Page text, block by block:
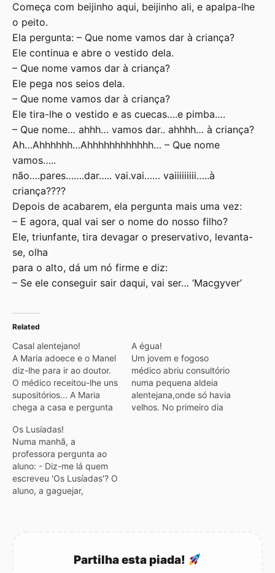
Começa com beijinho aqui, beijinho ali, e apalpa-lhe
o peito.
Ela pergunta: – Que nome vamos dar à criança?
Ele continua e abre o vestido dela.
– Que nome vamos dar à criança?
Ele pega nos seios dela.
– Que nome vamos dar à criança?
Ele tira-lhe o vestido e as cuecas….e pimba….
– Que nome… ahhh… vamos dar.. ahhhh… à criança?
Ah…Ahhhhhh…Ahhhhhhhhhhhh… – Que nome
vamos…..
não….pares…….dar….. vai.vai…… vaiiiiiiiii…..à
criança????
Depois de acabarem, ela pergunta mais uma vez:
– E agora, qual vai ser o nome do nosso filho?
Ele, triunfante, tira devagar o preservativo, levanta-
se, olha
para o alto, dá um nó firme e diz:
– Se ele conseguir sair daqui, vai ser… ‘Macgyver’
Related
Casal alentejano!
A Maria adoece e o Manel
diz-lhe para ir ao doutor.
O médico receitou-lhe uns
supositórios... A Maria
chega a casa e pergunta
ânus? E o Manel
responde: - Ê sê lá
mulher... porque não
perguntaste ao Sr.
Doutor? No dia seguinte, a
mulher…
A égua!
Um jovem e fogoso
médico abriu consultório
numa pequena aldeia
alentejana,onde só havia
velhos. No primeiro dia
Os Lusíadas!
Numa manhã, a
professora pergunta ao
aluno: - Diz-me lá quem
escreveu 'Os Lusíadas'? O
aluno, a gaguejar,
quero falar com o teu pai.Partilha esta piada!